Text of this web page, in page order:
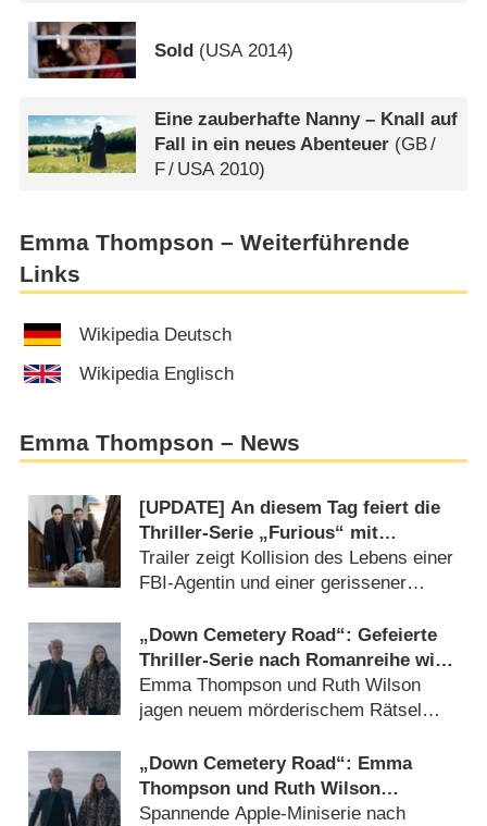
Sold (USA 2014)
Eine zauberhafte Nanny – Knall auf
Fall in ein neues Abenteuer (GB/
F/ USA2010)
Emma Thompson – Weiterführende
Links
Wikipedia Deutsch
Wikipedia Englisch
Emma Thompson – News
[UPDATE] An diesem Tag feiert die
Thriller-Serie „Furious“ mit
„Shameless“-Star Premiere
Trailer zeigt Kollision des Lebens einer
FBI-Agentin und einer gerissener
„Down Cemetery Road“: Gefeierte
Thriller-Serie nach Romanreihe wird
verlängert
Emma Thompson und Ruth Wilson
jagen neuem mörderischem Rätsel
„Down Cemetery Road“: Emma
Thompson und Ruth Wilson
brillieren als ungleiches
Spannende Apple-Miniserie nach